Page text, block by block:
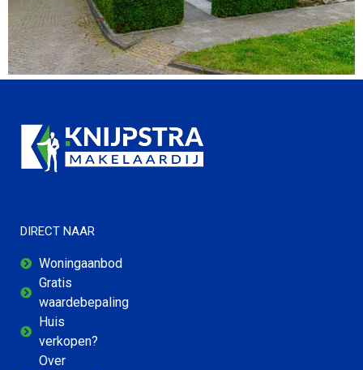
DIRECT NAAR
Woningaanbod
Gratis
waardebepaling
Huis
verkopen?
Over